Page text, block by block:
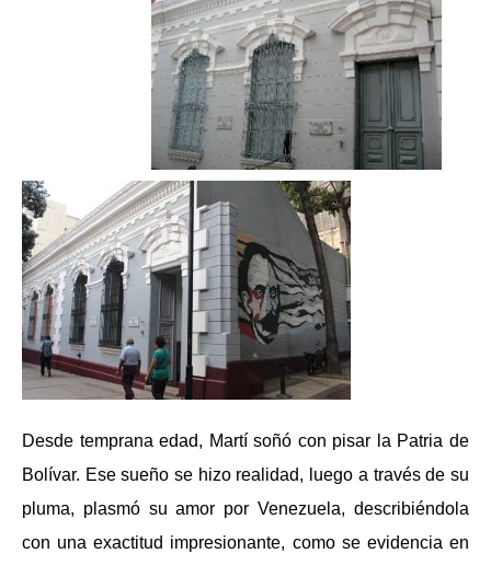
Desde temprana edad, Martí soñó con pisar la Patria de
Bolívar. Ese sueño se hizo realidad, luego a través de su
pluma, plasmó su amor por Venezuela, describiéndola
con una exactitud impresionante, como se evidencia en